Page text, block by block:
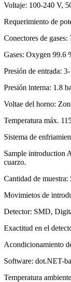
Voltaje: 100-240 V,
Requerimiento de
Conectores de
Gases: Oxygen 99.6
Presión de entrada:
Presión interna: 1.8
Voltae del horno:
Temperatura máx.
Sistema de
Sample introduction
cuarzo.
Cantidad de muestra:
Movimietos de
Detector: SMD,
Exactitud en el
Acondicionamiento
Software: dot.NET-
Temperatura